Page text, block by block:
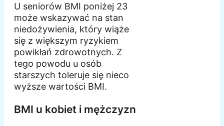
U seniorów BMI poniżej 23
może wskazywać na stan
niedożywienia, który wiąże
się z większym ryzykiem
powikłań zdrowotnych. Z
tego powodu u osób
starszych toleruje się nieco
wyższe wartości BMI.
BMI u kobiet i mężczyzn